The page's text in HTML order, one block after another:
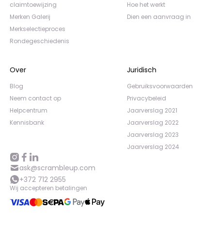
claimtoewijzing
Merken Galerij
Merkselectieproces
Rondegeschiedenis
Hoe het werkt
Dien een aanvraag in
Over
Blog
Neem contact op
Helpcentrum
Kennisbank
Juridisch
Gebruiksvoorwaarden
Privacybeleid
Jaarverslag 2021
Jaarverslag 2022
Jaarverslag 2023
Jaarverslag 2024
ask@scrambleup.com
+372 712 2955
Wij accepteren betalingen